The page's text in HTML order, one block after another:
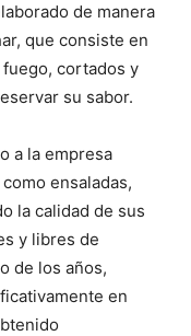
de manera
que consiste en
cortados y
su sabor.
a la empresa
ensaladas,
la calidad de sus
y libres de
de los años,
en